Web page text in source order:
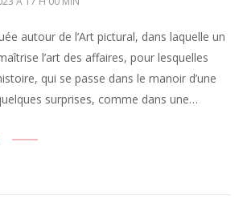
autour de l’Art pictural, dans laquelle un
l’art des affaires, pour lesquelles
qui se passe dans le manoir d’une
surprises, comme dans une…